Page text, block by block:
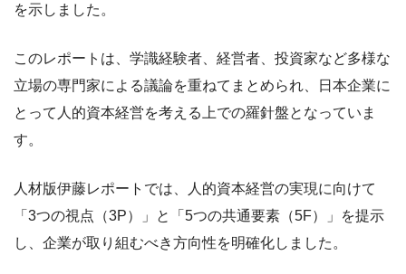
を示しました。
このレポートは、学識経験者、経営者、投資家など多様な
立場の専門家による議論を重ねてまとめられ、日本企業に
とって人的資本経営を考える上での羅針盤となっていま
す。
人材版伊藤レポートでは、人的資本経営の実現に向けて
「3つの視点（3P）」と「5つの共通要素（5F）」を提示
し、企業が取り組むべき方向性を明確化しました。